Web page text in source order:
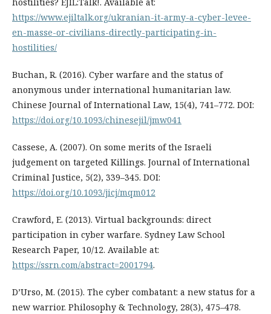
hostilities? EJIL:Talk!. Available at:
https://www.ejiltalk.org/ukranian-it-army-a-cyber-levee-
en-masse-or-civilians-directly-participating-in-
hostilities/
Buchan, R. (2016). Cyber warfare and the status of
anonymous under international humanitarian law.
Chinese Journal of International Law, 15(4), 741–772. DOI:
https://doi.org/10.1093/chinesejil/jmw041
Cassese, A. (2007). On some merits of the Israeli
judgement on targeted Killings. Journal of International
Criminal Justice, 5(2), 339–345. DOI:
https://doi.org/10.1093/jicj/mqm012
Crawford, E. (2013). Virtual backgrounds: direct
participation in cyber warfare. Sydney Law School
Research Paper, 10/12. Available at:
https://ssrn.com/abstract=2001794.
D’Urso, M. (2015). The cyber combatant: a new status for a
new warrior. Philosophy & Technology, 28(3), 475–478.